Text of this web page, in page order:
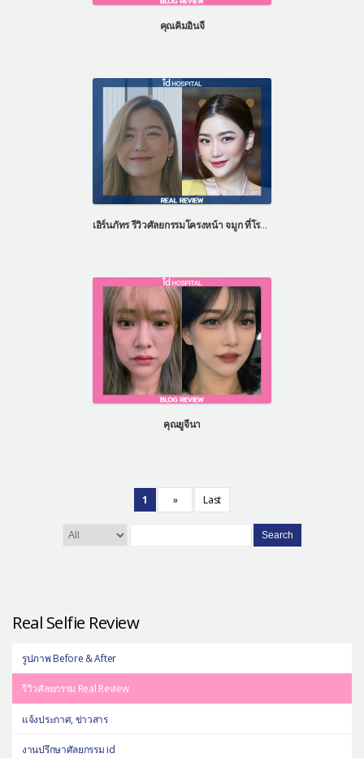
คุณคิมอินจี
เอิร์นภัทร รีวิวศัลยกรรมโครงหน้า จมูก ที่โรงพยาบาลไอดี ประเทศเกาหลี
คุณยูจีนา
1 » Last
Search
Real Selfie Review
รูปภาพ Before & After
รีวิวศัลยกรรม Real Review
แจ้งประกาศ, ข่าวสาร
งานปรึกษาศัลยกรรม id